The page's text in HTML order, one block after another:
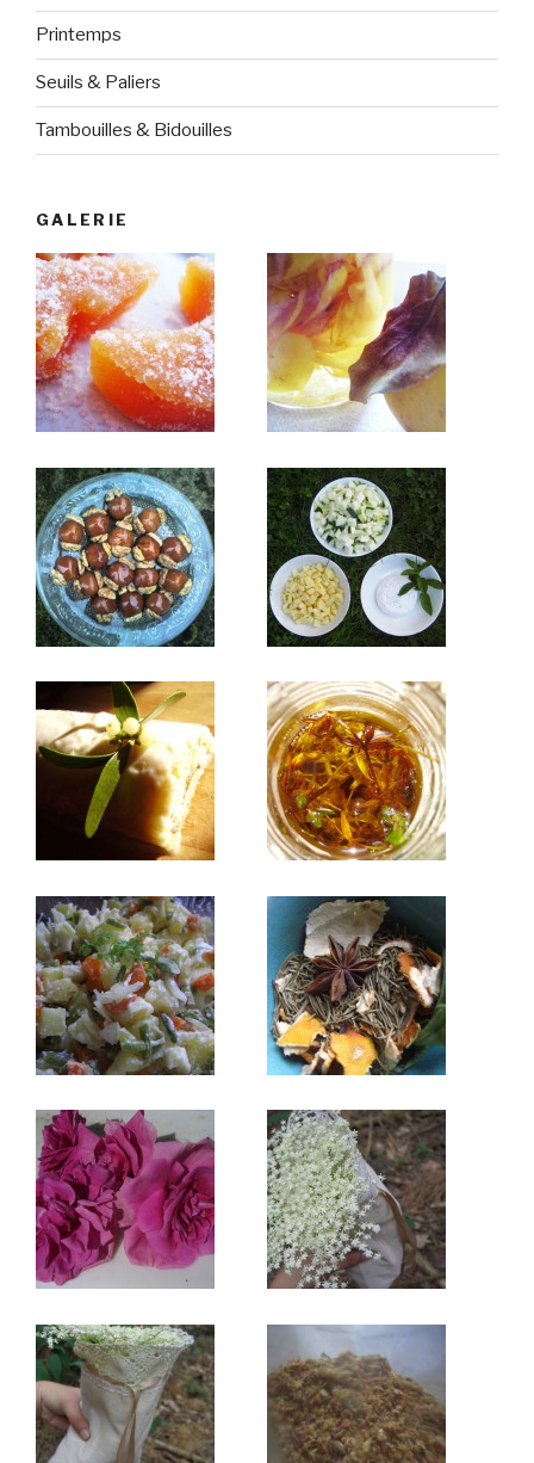
Printemps
Seuils & Paliers
Tambouilles & Bidouilles
GALERIE